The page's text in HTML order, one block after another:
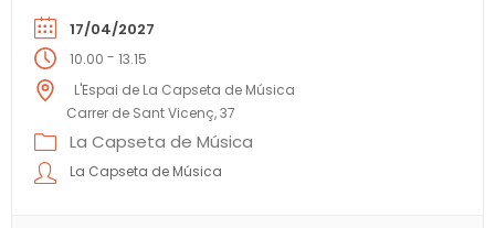
17/04/2027
10.00 - 13.15
L'Espai de La Capseta de Música
Carrer de Sant Vicenç, 37
La Capseta de Música
La Capseta de Música